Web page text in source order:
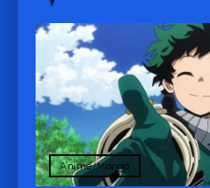
Anime/Manga